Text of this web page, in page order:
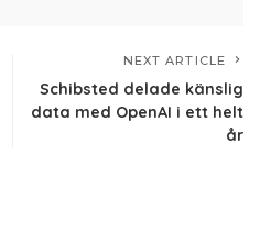
NEXT ARTICLE
Schibsted delade känslig
data med OpenAI i ett helt
år